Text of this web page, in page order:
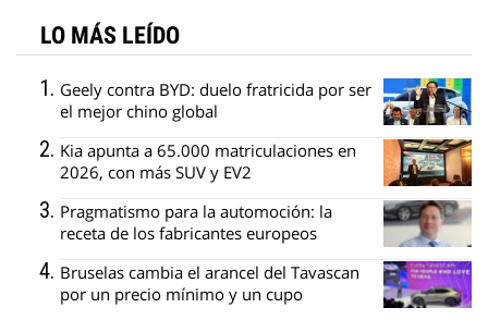
LO MÁS LEÍDO
Geely contra BYD: duelo fratricida por ser
el mejor chino global
Kia apunta a 65.000 matriculaciones en
2026, con más SUV y EV2
Pragmatismo para la automoción: la
receta de los fabricantes europeos
Bruselas cambia el arancel del Tavascan
por un precio mínimo y un cupo